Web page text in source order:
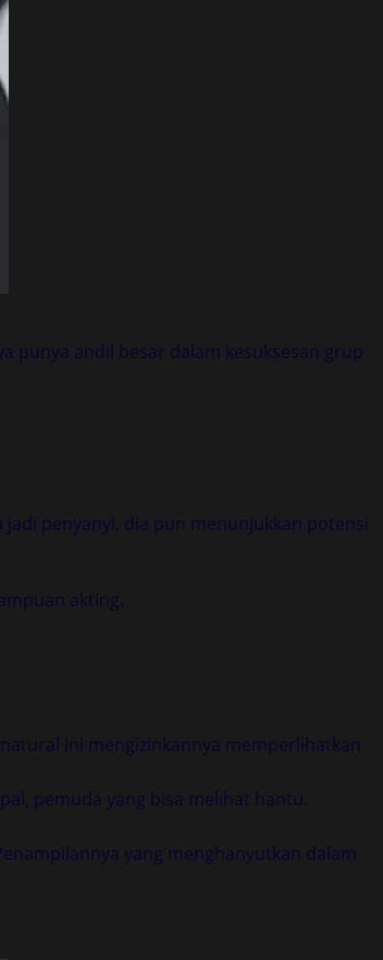
punya andil besar dalam kesuksesan grup
penyanyi, dia pun menunjukkan potensi
akting.
ini mengizinkannya memperlihatkan
pemuda yang bisa melihat hantu.
yang menghanyutkan dalam